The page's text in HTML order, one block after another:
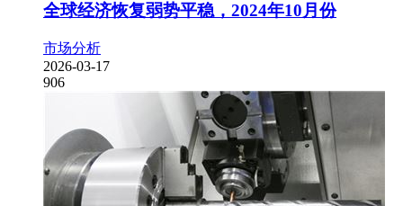
全球经济恢复弱势平稳，2024年10月份
市场分析
2026-03-17
906